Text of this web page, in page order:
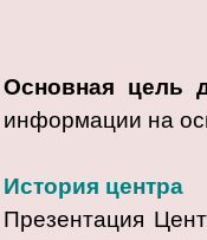
Основная цель
информации на
История центра
Презентация